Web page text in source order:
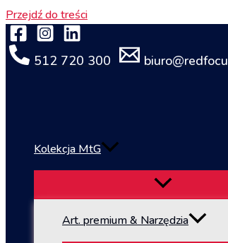
Przejdź do treści
512 720 300
Kolekcja MtG
Art. premium & Narzędzia